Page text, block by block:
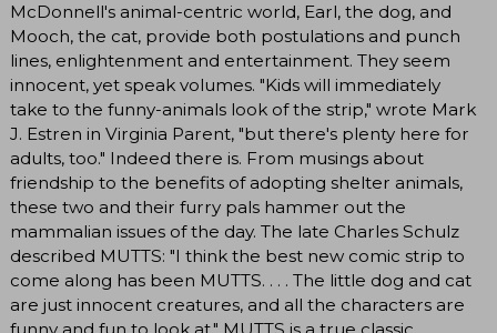
McDonnell's animal-centric world, Earl, the dog, and
Mooch, the cat, provide both postulations and punch
lines, enlightenment and entertainment. They seem
innocent, yet speak volumes. "Kids will immediately
take to the funny-animals look of the strip," wrote Mark
J. Estren in Virginia Parent, "but there's plenty here for
adults, too." Indeed there is. From musings about
friendship to the benefits of adopting shelter animals,
these two and their furry pals hammer out the
mammalian issues of the day. The late Charles Schulz
described MUTTS: "I think the best new comic strip to
come along has been MUTTS. . . . The little dog and cat
are just innocent creatures, and all the characters are